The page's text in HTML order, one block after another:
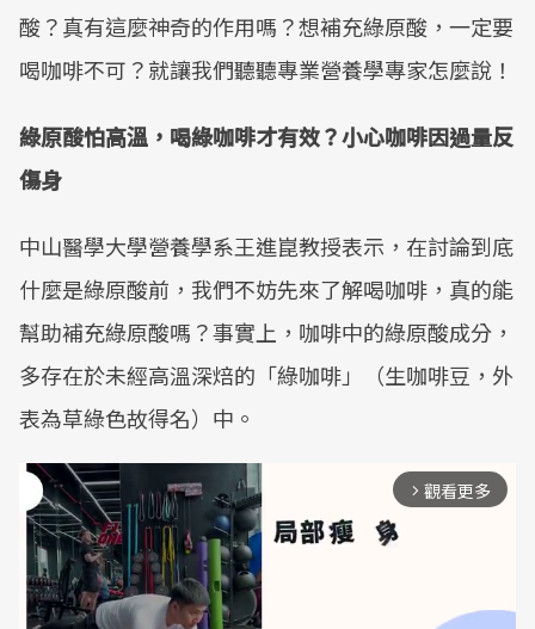
酸？真有這麼神奇的作用嗎？想補充綠原酸，一定要
喝咖啡不可？就讓我們聽聽專業營養學專家怎麼說！
綠原酸怕高溫，喝綠咖啡才有效？小心咖啡因過量反
傷身
中山醫學大學營養學系王進崑教授表示，在討論到底
什麼是綠原酸前，我們不妨先來了解喝咖啡，真的能
幫助補充綠原酸嗎？事實上，咖啡中的綠原酸成分，
多存在於未經高溫深焙的「綠咖啡」（生咖啡豆，外
表為草綠色故得名）中。
arrow_forward_ios 觀看更多